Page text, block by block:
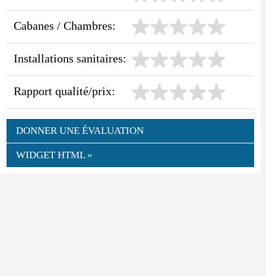
Cabanes / Chambres:
Installations sanitaires:
Rapport qualité/prix:
DONNER UNE ÉVALUATION
WIDGET HTML »